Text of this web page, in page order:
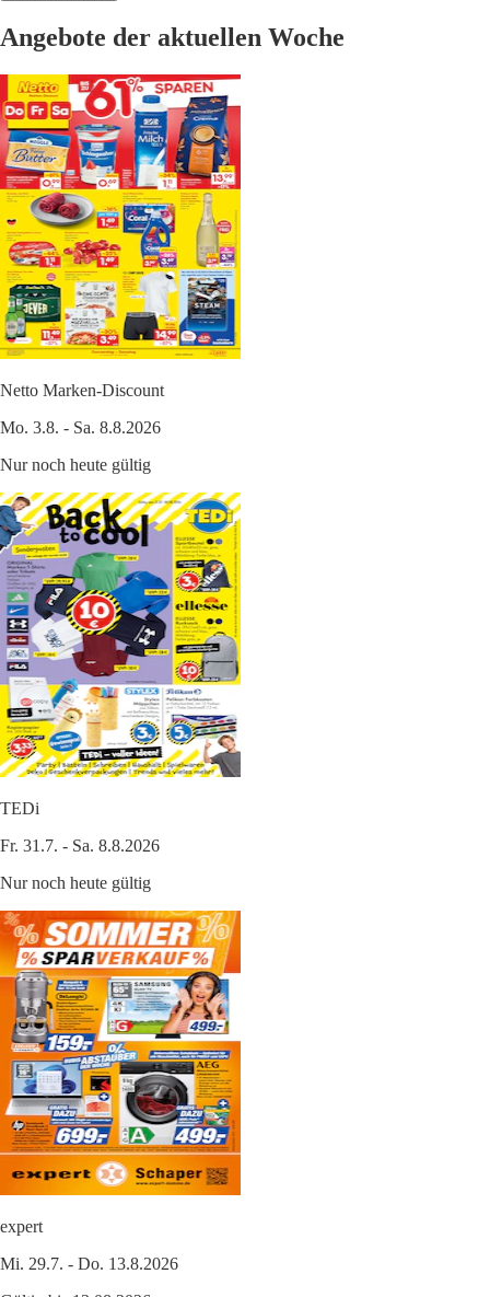
Angebote der aktuellen Woche
Netto Marken-Discount
Mo. 3.8. - Sa. 8.8.2026
Nur noch heute gültig
TEDi
Fr. 31.7. - Sa. 8.8.2026
Nur noch heute gültig
expert
Mi. 29.7. - Do. 13.8.2026